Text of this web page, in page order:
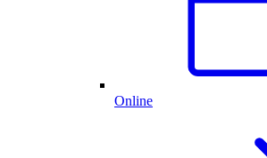
Online